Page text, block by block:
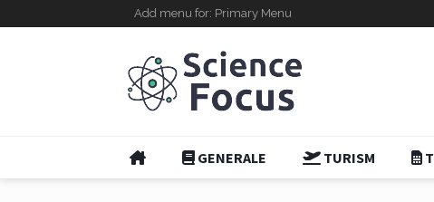
Add menu for: Primary Menu
GENERALE TURISM